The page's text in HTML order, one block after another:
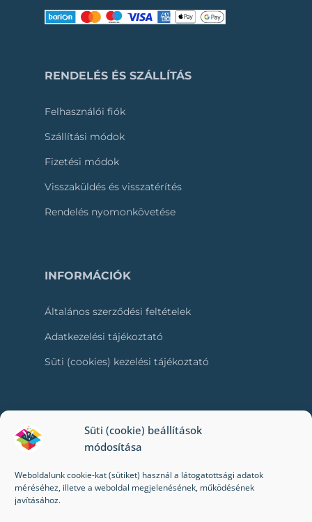
Süti (cookie) beállítások
módosítása
Weboldalunk cookie-kat (sütiket) használ a látogatottsági adatok
méréséhez, illetve a weboldal megjelenésének, működésének
javításához.
RENDELÉS ÉS SZÁLLÍTÁS
Felhasználói fiók
Szállítási módok
Fizetési módok
Visszaküldés és visszatérítés
Rendelés nyomonkövetése
INFORMÁCIÓK
Általános szerződési feltételek
Adatkezelési tájékoztató
Süti (cookies) kezelési tájékoztató
RÓLUNK
Kik vagyunk mi?